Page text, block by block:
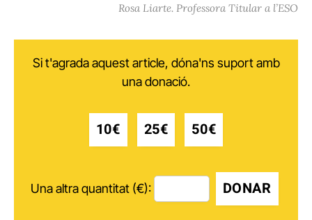
Rosa Liarte. Professora Titular a l’ESO
Si t'agrada aquest article, dóna'ns suport amb
una donació.
10€ 25€ 50€
Una altra quantitat (€): DONAR